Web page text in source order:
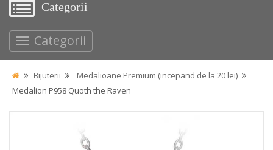
Categorii
Categorii
Bijuterii
Medalioane Premium (incepand de la 20 lei)
Medalion P958 Quoth the Raven